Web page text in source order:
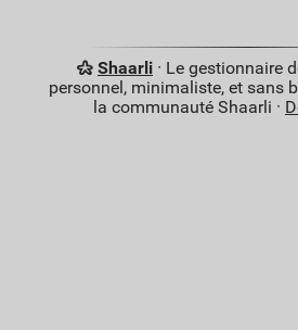
Shaarli· Le gestionnaire
personnel, minimaliste, et sans
la communauté Shaarli ·